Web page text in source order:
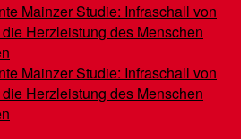
Mainzer Studie: Infraschall von
Herzleistung des Menschen
Mainzer Studie: Infraschall von
Herzleistung des Menschen